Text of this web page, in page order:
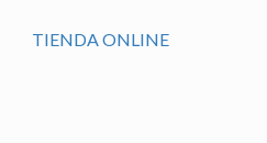
TIENDA ONLINE